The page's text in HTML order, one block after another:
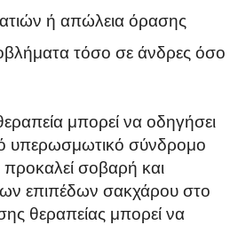
ή απώλεια όρασης
τόσο σε άνδρες όσο
μπορεί να οδηγήσει
υπερωσμωτικό σύνδρομο
σοβαρή και
επιπέδων σακχάρου στο
θεραπείας μπορεί να